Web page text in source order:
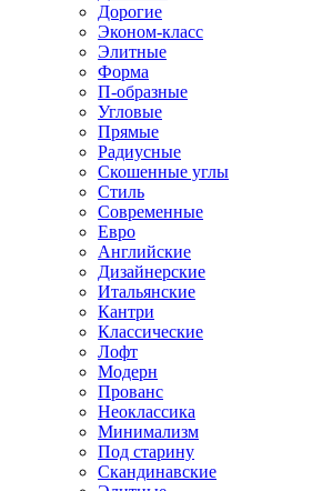
Дорогие
Эконом-класс
Элитные
Форма
П-образные
Угловые
Прямые
Радиусные
Скошенные углы
Стиль
Современные
Евро
Английские
Дизайнерские
Итальянские
Кантри
Классические
Лофт
Модерн
Прованс
Неоклассика
Минимализм
Под старину
Скандинавские